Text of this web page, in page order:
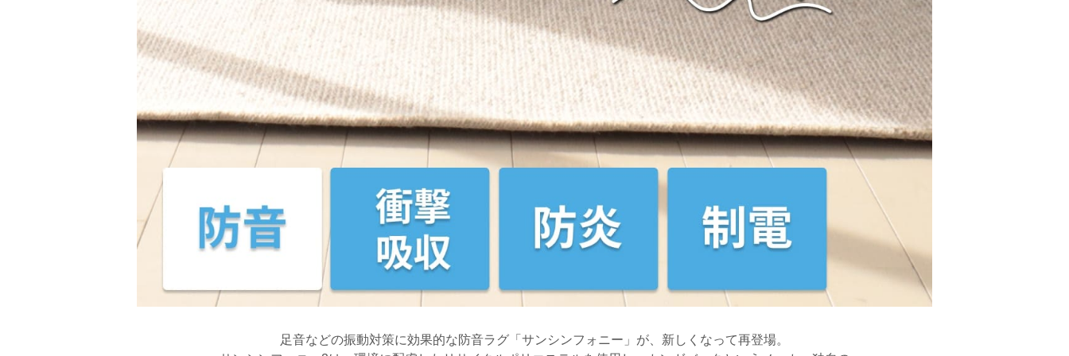
足音などの振動対策に効果的な防音ラグ「サンシンフォニー」が、新しくなって再登場。